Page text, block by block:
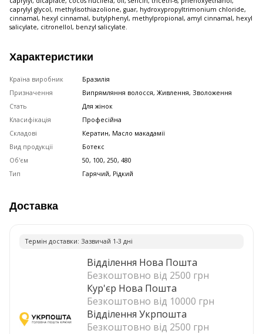
caprylyl glycol, methylisothiazolione, guar, hydroxypropyltrimonium chloride,
cinnamal, hexyl cinnamal, butylphenyl, methylpropional, amyl cinnamal, hexyl
salicylate, citronellol, benzyl salicylate.
Характеристики
Країна виробник
Бразилія
Призначення
Випрямляння волосся, Живлення, Зволоження
Стать
Для жінок
Класифікація
Професійна
Складові
Кератин, Масло макадамії
Вид продукції
Ботекс
Об'єм
50, 100, 250, 480
Тип
Гарячий, Рідкий
Доставка
Термiн доставки: Зазвичай 1-3 днi
Відділення Нова Пошта
Безкоштовно від 2500 грн
Кур'єр Нова Пошта
Безкоштовно від 10000 грн
Відділення Укрпошта
Безкоштовно від 2500 грн